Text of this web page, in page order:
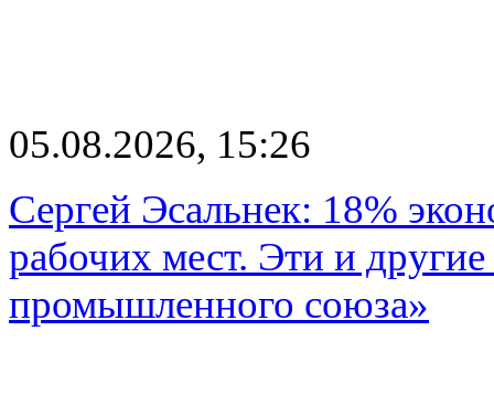
05.08.2026, 15:26
Сергей Эсальнек: 18%
рабочих мест. Эти и
промышленного союза»